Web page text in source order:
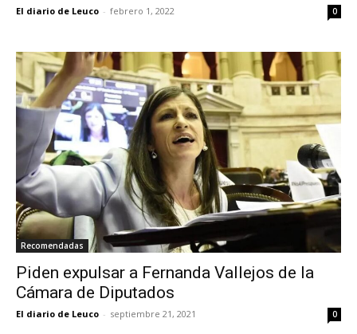
El diario de Leuco - febrero 1, 2022 0
Recomendadas
Piden expulsar a Fernanda Vallejos de la
Cámara de Diputados
El diario de Leuco - septiembre 21, 2021 0